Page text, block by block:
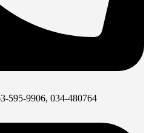
595-9906, 034-480764